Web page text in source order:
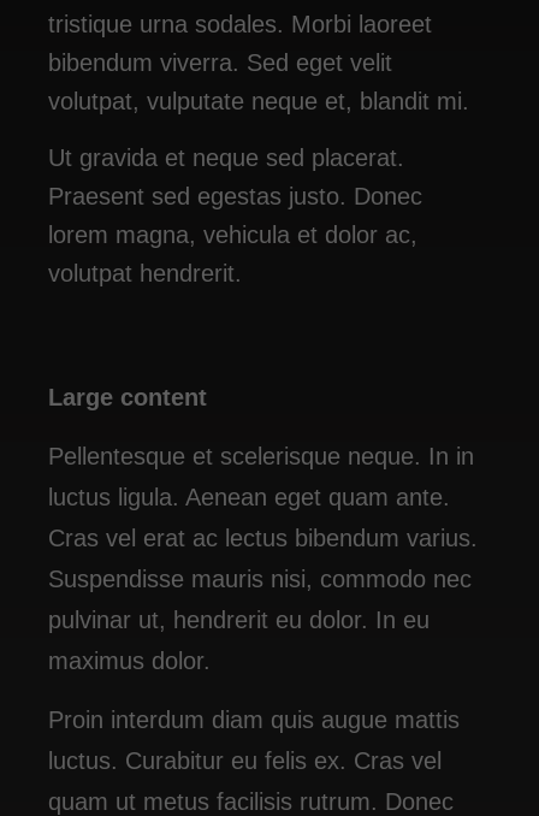
tristique urna sodales. Morbi laoreet
bibendum viverra. Sed eget velit
volutpat, vulputate neque et, blandit mi.
Ut gravida et neque sed placerat.
Praesent sed egestas justo. Donec
lorem magna, vehicula et dolor ac,
volutpat hendrerit.
Large content
Pellentesque et scelerisque neque. In in
luctus ligula. Aenean eget quam ante.
Cras vel erat ac lectus bibendum varius.
Suspendisse mauris nisi, commodo nec
pulvinar ut, hendrerit eu dolor. In eu
maximus dolor.
Proin interdum diam quis augue mattis
luctus. Curabitur eu felis ex. Cras vel
quam ut metus facilisis rutrum. Donec